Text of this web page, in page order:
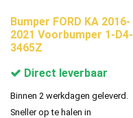
Bumper FORD KA 2016-
2021 Voorbumper 1-D4-
3465Z
Direct leverbaar
Binnen 2 werkdagen geleverd.
Sneller op te halen in